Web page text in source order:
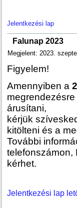
Jelentkezési lap
Falunap 2023
Megjelent: 2023.
Figyelem!
Amennyiben a
megrendezésre
árusítani,
kérjük
kitölteni és a
További
telefonszámon,
kérhet.
Jelentkezési lap